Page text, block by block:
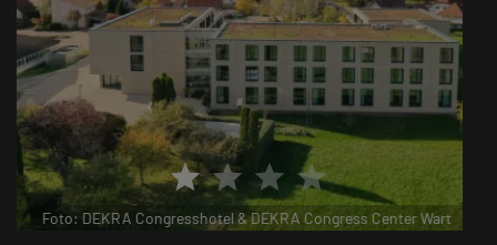
starstar star star
Foto: DEKRA Congresshotel & DEKRA Congress Center Wart